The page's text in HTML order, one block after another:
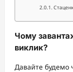
Чому
виклик?
Давайте будемо